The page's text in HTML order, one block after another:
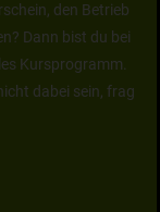
den Betrieb
Dann bist du bei
Kursprogramm.
dabei sein, frag